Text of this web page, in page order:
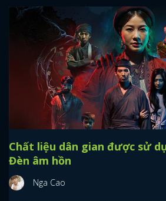
Chất liệu dân gian được sử
Đèn âm hồn
Nga Cao